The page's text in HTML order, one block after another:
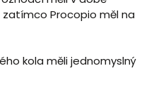
Procopio měl na
kola měli jednomyslný